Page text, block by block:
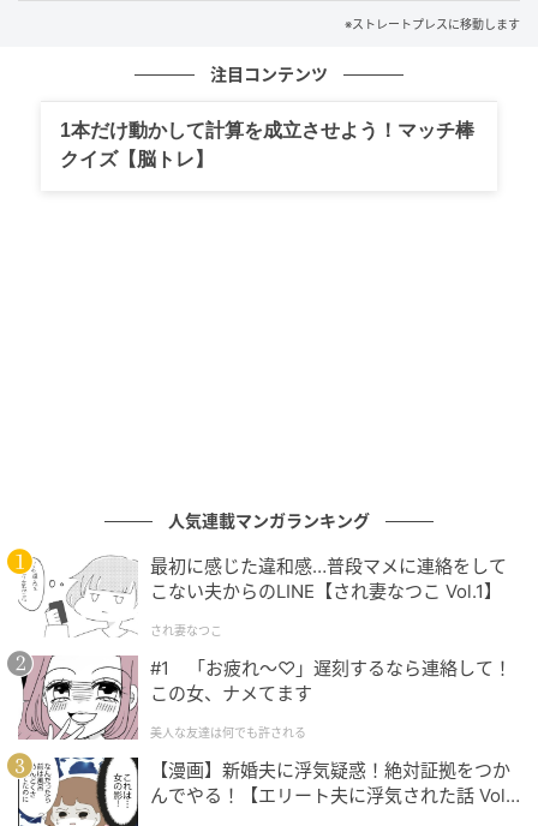
期講習会は、1科目から受講が可能だ。
入会特典
※ストレートプレスに移動します
注目コンテンツ
1本だけ動かして計算を成立させよう！マッチ棒
クイズ【脳トレ】
人気連載マンガランキング
最初に感じた違和感…普段マメに連絡をして
こない夫からのLINE【され妻なつこ Vol.1】
され妻なつこ
#1 「お疲れ〜♡」遅刻するなら連絡して！
この女、ナメてます
美人な友達は何でも許される
【漫画】新婚夫に浮気疑惑！絶対証拠をつか
んでやる！【エリート夫に浮気された話 Vol.